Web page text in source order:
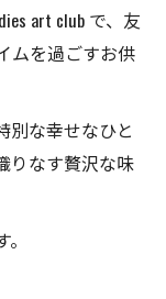
art club で、友
ムを過ごすお供
別な幸せなひと
りなす贅沢な味